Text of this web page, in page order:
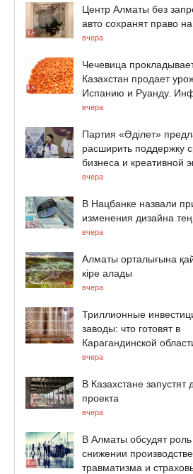
Центр Алматы без
авто сохранят право
вчера
Чечевица
Казахстан продает
Испанию и Руанду.
вчера
Партия «Әділет»
расширить поддержку
бизнеса и креативной
вчера
В Нацбанке назвали
изменения дизайна
вчера
Алматы орталығына қай
кіре алады
вчера
Триллионные
заводы: что готовят в
Карагандинской
вчера
В Казахстане запустят
проекта
вчера
В Алматы обсудят роль
снижении
травматизма и